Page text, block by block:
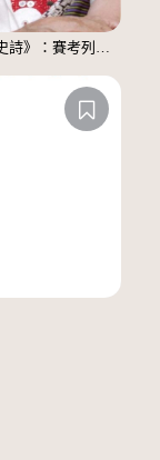
《泰雅史詩聲聲不息─林明福的口述傳統與口唱史詩》：賽考列克Squliq與大嵙崁群msbtunux